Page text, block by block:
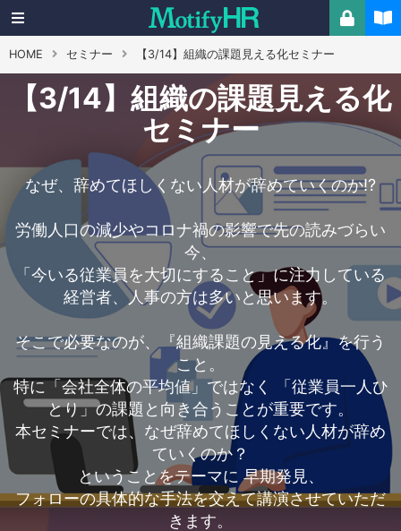
HOME セミナー 【3/14】組織の課題見える化セミナー
【3/14】組織の課題見える化
セミナー
なぜ、辞めてほしくない人材が辞めていくのか⁉
労働人口の減少やコロナ禍の影響で先の読みづらい
今、
「今いる従業員を大切にすること」に注力している
経営者、人事の方は多いと思います。
そこで必要なのが、『組織課題の見える化』を行う
こと。
特に「会社全体の平均値」ではなく 「従業員一人ひ
とり」の課題と向き合うことが重要です。
本セミナーでは、なぜ辞めてほしくない人材が辞め
ていくのか？
ということをテーマに 早期発見、
フォローの具体的な手法を交えて講演させていただ
きます。